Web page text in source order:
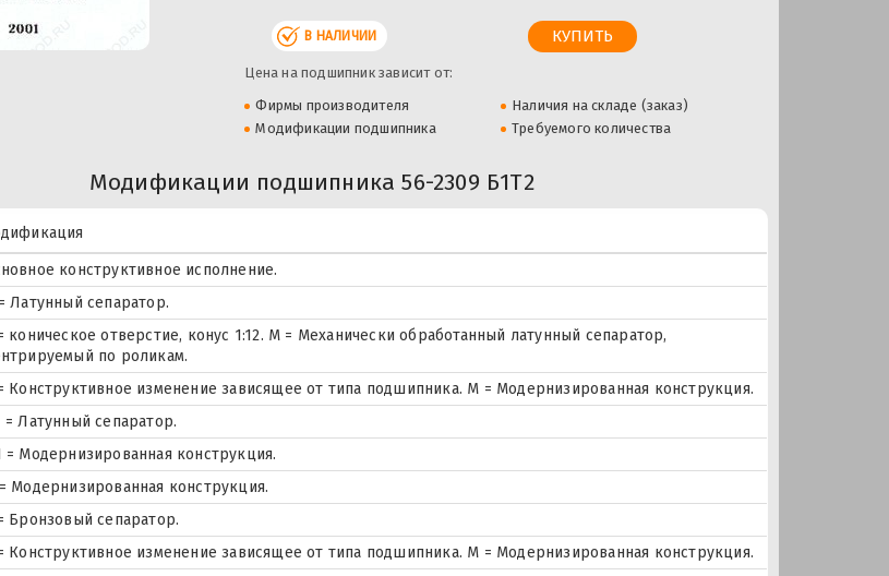
В НАЛИЧИИ
Цена на подшипник зависит от:
Фирмы производителя
Наличия на складе (заказ)
Модификации подшипника
Требуемого количества
Модификации подшипника 56-2309 Б1Т2
конструктивное исполнение.
Латунный сепаратор.
коническое отверстие, конус 1:12. М = Механически обработанный латунный сепаратор,
по роликам.
Конструктивное изменение зависящее от типа подшипника. М = Модернизированная конструкция.
= Латунный сепаратор.
= Модернизированная конструкция.
Модернизированная конструкция.
Бронзовый сепаратор.
Конструктивное изменение зависящее от типа подшипника. М = Модернизированная конструкция.